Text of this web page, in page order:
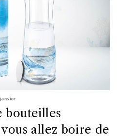
bouteilles
allez boire de